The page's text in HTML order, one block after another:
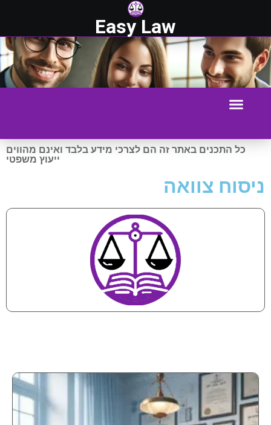
Easy Law
כל התכנים באתר זה הם לצרכי מידע בלבד ואינם מהווים
ייעוץ משפטי
ניסוח צוואה